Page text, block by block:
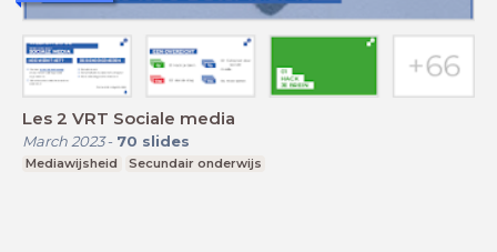
Les 2 VRT Sociale media
March 2023- 70 slides
Mediawijsheid Secundair onderwijs